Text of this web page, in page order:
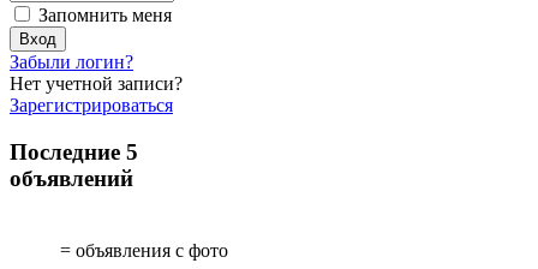
Запомнить меня
Забыли логин?
Нет учетной записи?
Зарегистрироваться
Последние 5
объявлений
= объявления с фото